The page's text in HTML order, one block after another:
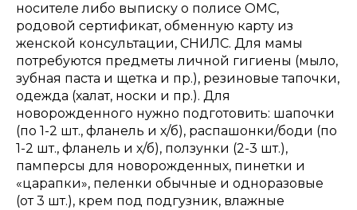
носителе либо выписку о полисе ОМС,
родовой сертификат, обменную карту из
женской консультации, СНИЛС. Для мамы
потребуются предметы личной гигиены (мыло,
зубная паста и щетка и пр.), резиновые тапочки,
одежда (халат, носки и пр.). Для
новорожденного нужно подготовить: шапочки
(по 1-2 шт., фланель и х/б), распашонки/боди (по
1-2 шт., фланель и х/б), ползунки (2-3 шт.),
памперсы для новорожденных, пинетки и
«царапки», пеленки обычные и одноразовые
(от 3 шт.), крем под подгузник, влажные